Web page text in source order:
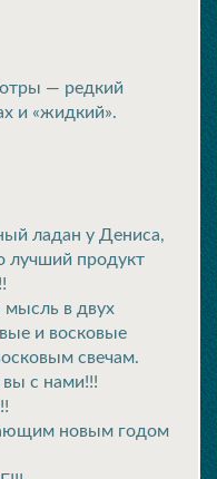
— редкий
и «жидкий».
ладан у Дениса,
лучший продукт
в двух
и восковые
свечам.
вы с нами!!!
новым годом